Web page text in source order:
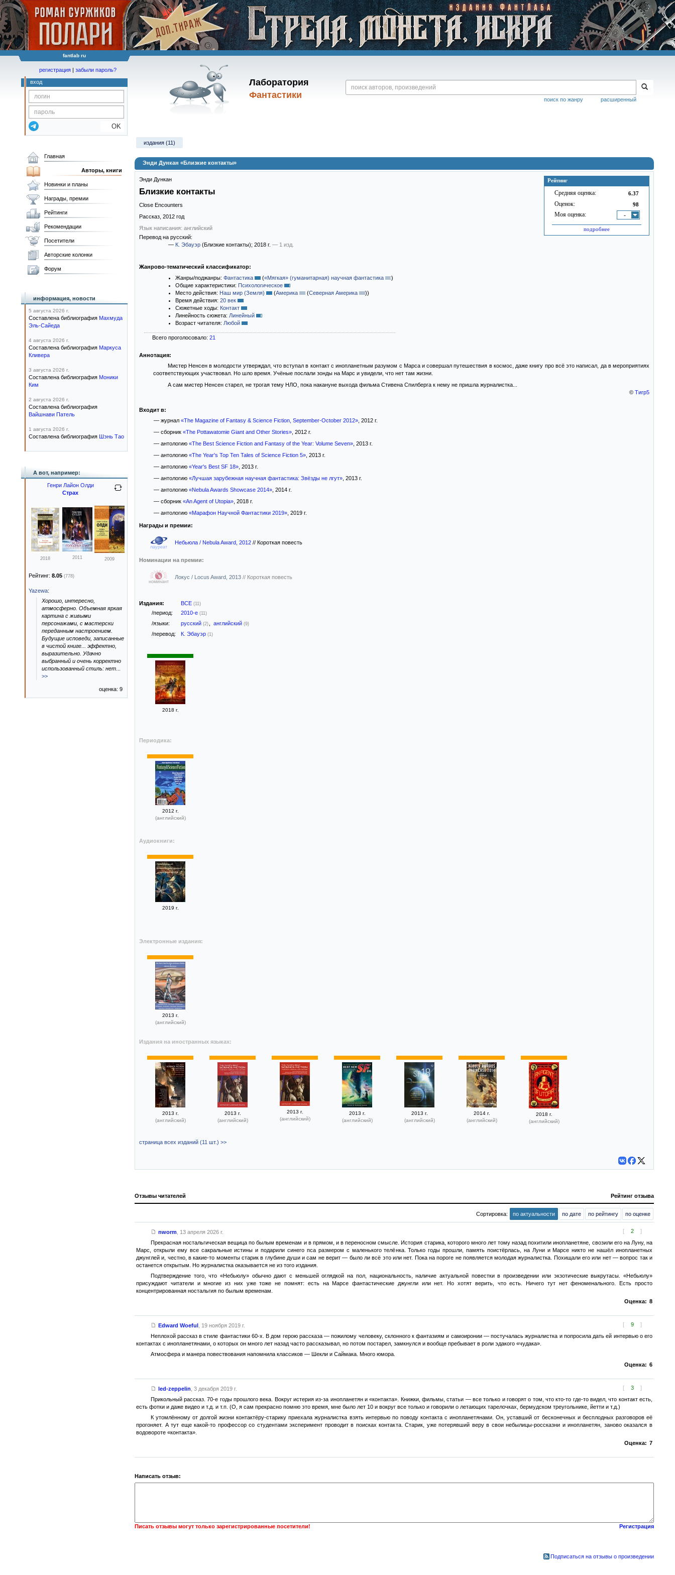
fantlab ru
Лаборатория
Фантастики
расширенный
поиск по жанру
регистрация | забыли пароль?
вход
OK
издания (11)
Энди Дункан «Близкие контакты»
Рейтинг
Средняя оценка: 6.37
Оценок: 98
Моя оценка: -
подробнее
Энди Дункан
Близкие контакты
Close Encounters
Рассказ, 2012 год
Язык написания: английский
Перевод на русский:
— К. Эбауэр (Близкие контакты); 2018 г. — 1 изд.
Жанрово-тематический классификатор:
Жанры/поджанры: Фантастика («Мягкая» (гуманитарная) научная фантастика
)
Общие характеристики: Психологическое
Место действия: Наш мир (Земля) (Америка (Северная Америка ))
Время действия: 20 век
Сюжетные ходы: Контакт
Линейность сюжета: Линейный
Возраст читателя: Любой
Всего проголосовало: 21
Аннотация:
Мистер Ненсен в молодости утверждал, что вступал в контакт с инопланетным разумом с Марса и совершал путешествия в космос, даже книгу про всё это написал, да в мероприятиях
соответствующих участвовал. Но шло время. Учёные послали зонды на Марс и увидели, что нет там жизни.
А сам мистер Ненсен старел, не трогая тему НЛО, пока накануне выхода фильма Стивена Спилберга к нему не пришла журналистка...
© Тигр5
Входит в:
— журнал «The Magazine of Fantasy & Science Fiction, September-October 2012», 2012 г.
— сборник «The Pottawatomie Giant and Other Stories», 2012 г.
— антологию «The Best Science Fiction and Fantasy of the Year: Volume Seven», 2013 г.
— антологию «The Year's Top Ten Tales of Science Fiction 5», 2013 г.
— антологию «Year's Best SF 18», 2013 г.
— антологию «Лучшая зарубежная научная фантастика: Звёзды не лгут», 2013 г.
— антологию «Nebula Awards Showcase 2014», 2014 г.
— сборник «An Agent of Utopia», 2018 г.
— антологию «Марафон Научной Фантастики 2019», 2019 г.
Награды и премии:
лауреат
Небьюла / Nebula Award, 2012 // Короткая повесть
Номинации на премии:
номинант
Локус / Locus Award, 2013 // Короткая повесть
Издания: ВСЕ (11)
/период: 2010-е (11)
/языки: русский (2) английский (9)
/перевод: К. Эбауэр (1)
2018 г.
Периодика:
2012 г.
(английский)
Аудиокниги:
2019 г.
Электронные издания:
2013 г.
(английский)
Издания на иностранных языках:
2013 г.
(английский)
2013 г.
(английский)
2013 г.
(английский)
2013 г.
(английский)
2013 г.
(английский)
2014 г.
(английский)
2018 г.
(английский)
страница всех изданий (11 шт.) >>
Отзывы читателей Рейтинг отзыва
Сортировка: по актуальности по дате по рейтингу по оценке
[ 2 ]
nworm
13 апреля 2026 г.
Прекрасная ностальгическая вещица по былым временам и в прямом, и в переносном смысле. История старика, которого много лет тому назад похитили инопланетяне, свозили его на Луну, на
Марс, открыли ему все сакральные истины и подарили синего пса размером с маленького телёнка. Только годы прошли, память поистёрлась, на Луни и Марсе никто не нашёл инопланетных
джунглей и, честно, в какие-то моменты старик в глубине души и сам не верит — было ли всё это или нет. Пока на пороге не появляется молодая журналистка. Похищали его или нет — вопрос так и
останется открытым. Но журналистка оказывается не из того издания.
Подтверждение того, что «Небьюлу» обычно дают с меньшей оглядкой на пол, национальность, наличие актуальной повестки в произведении или экзотические выкрутасы. «Небьюлу»
присуждают читатели и многие из них уже тоже не помнят: есть на Марсе фантастические джунгли или нет. Но хотят верить, что есть. Ничего тут нет феноменального. Есть просто
концентрированная ностальгия по былым временам.
Оценка: 8
[ 9 ]
Edward Woeful, 19 ноября 2019 г.
Неплохой рассказ в стиле фантастики 60-х. В дом герою рассказа — пожилому человеку, склонного к фантазиям и самоиронии — постучалась журналистка и попросила дать ей интервью о его
контактах с инопланетянами, о которых он много лет назад часто рассказывал, но потом постарел, замкнулся и вообще пребывает в роли эдакого «чудака».
Атмосфера и манера повествования напомнила классиков — Шекли и Саймака. Много юмора.
Оценка: 6
[ 3 ]
led-zeppelin 3 декабря 2019 г.
Прикольный рассказ. 70-е годы прошлого века. Вокруг истерия из-за инопланетян и «контакта». Книжки, фильмы, статьи — все только и говорят о том, что кто-то где-то видел, что контакт есть,
есть фотки и даже видео и т.д. и т.п. (О, я сам прекрасно помню это время, мне было лет 10 и вокруг все только и говорили о летающих тарелочках, бермудском треугольнике, йетти и т.д.)
К утомлённому от долгой жизни контактёру-старику приехала журналистка взять интервью по поводу контакта с инопланетянами. Он, уставший от бесконечных и бесплодных разговоров её
прогоняет. А тут еще какой-то профессор со студентами эксперимент проводит в поисках контакта. Старик, уже потерявший веру в свои небылицы-россказни и инопланетян, заново оказался в
водовороте «контакта».
Оценка: 7
Написать отзыв:
Писать отзывы могут только зарегистрированные посетители! Регистрация
Подписаться на отзывы о произведении
Главная
Авторы, книги
Новинки и планы
Награды, премии
Рейтинги
Рекомендации
Посетители
Авторские колонки
Форум
информация, новости
5 августа 2026 г.
Составлена библиография Махмуда
Эль-Сайеда
4 августа 2026 г.
Составлена библиография Маркуса
Кливера
3 августа 2026 г.
Составлена библиография Моники
Ким
2 августа 2026 г.
Составлена библиография
Вайшнави Патель
1 августа 2026 г.
Составлена библиография Шэнь Тао
А вот, например:
Генри Лайон Олди
Страх
2018 2011 2009
Рейтинг: 8.05 (778)
Yazewa:
Хорошо, интересно,
атмосферно. Объемная яркая
картина с живыми
персонажами, с мастерски
переданным настроением.
Будущие исповеди, записанные
в чистой книге... эффектно,
выразительно. Удачно
выбранный и очень корректно
использованный стиль: нет
>>
оценка: 9